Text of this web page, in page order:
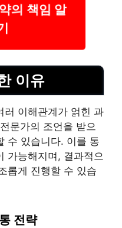
의 책임 알
이유
러 이해관계가 얽힌 과
문가의 조언을 받으
수 있습니다. 이를 통
가능해지며, 결과적으
롭게 진행할 수 있습
전략